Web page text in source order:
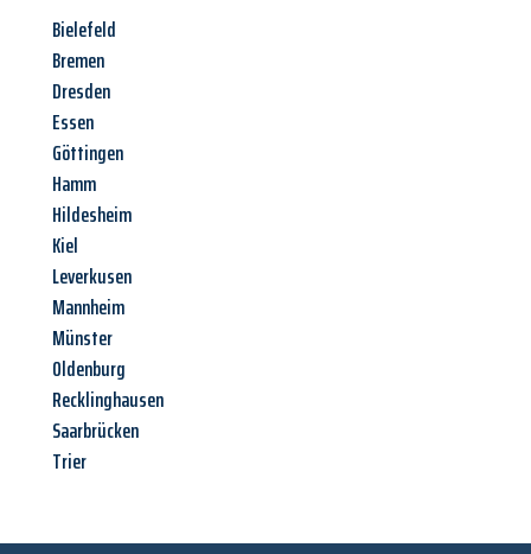
Bielefeld
Bremen
Dresden
Essen
Göttingen
Hamm
Hildesheim
Kiel
Leverkusen
Mannheim
Münster
Oldenburg
Recklinghausen
Saarbrücken
Trier